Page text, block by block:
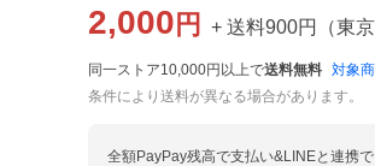
2,000 円 + 送料900円 （東
同一ストア10,000円以上で送料無料 対象
条件により送料が異なる場合があります。
全額PayPay残高で支払い&LINEと連携で